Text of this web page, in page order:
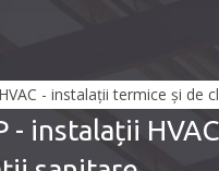
- instalații